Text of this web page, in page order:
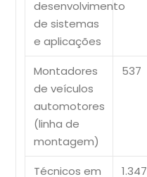
desenvolvimento
de sistemas
e aplicações
Montadores
de veículos
automotores
(linha de
montagem)
537
Técnicos em
1.347